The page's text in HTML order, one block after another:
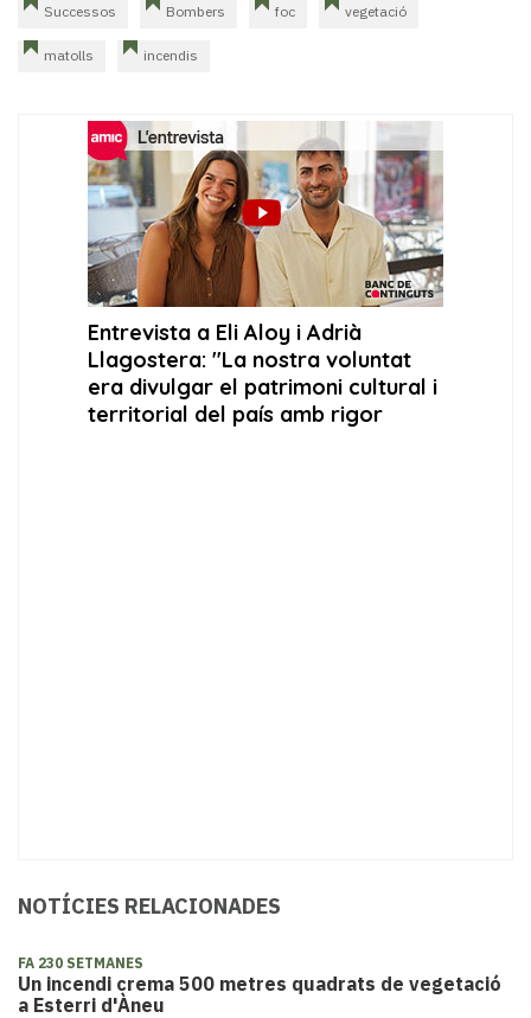
Successos Bombers foc vegetació
matolls incendis
NOTÍCIES RELACIONADES
FA 230 SETMANES
Un incendi crema 500 metres quadrats de vegetació
a Esterri d'Àneu